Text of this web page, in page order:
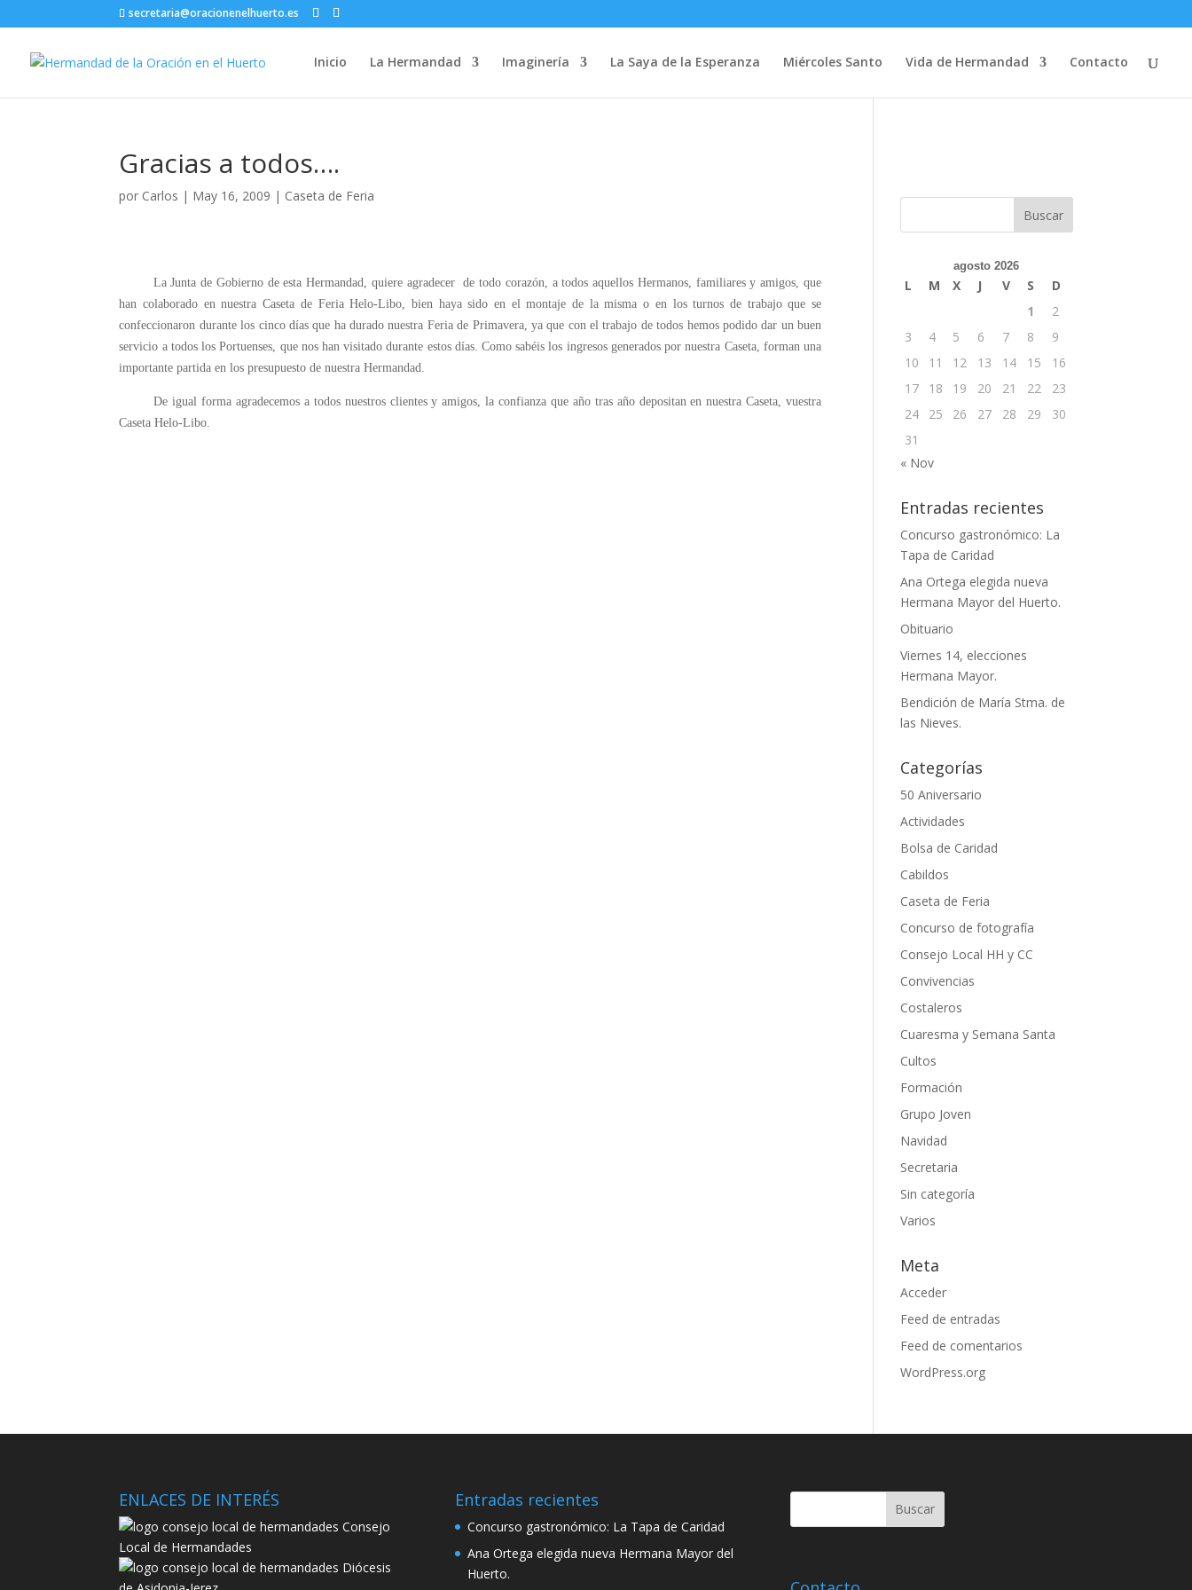
secretaria@oracionenelhuerto.es
Inicio La Hermandad Imaginería La Saya de la Esperanza Miércoles Santo Vida de Hermandad Contacto
Gracias a todos….
por Carlos | May 16, 2009 | Caseta de Feria
La Junta de Gobierno de esta Hermandad, quiere agradecer de todo corazón, a todos aquellos Hermanos, familiares y amigos, que
han colaborado en nuestra Caseta de Feria Helo-Libo, bien haya sido en el montaje de la misma o en los turnos de trabajo que se
confeccionaron durante los cinco días que ha durado nuestra Feria de Primavera, ya que con el trabajo de todos hemos podido dar un buen
servicio a todos los Portuenses, que nos han visitado durante estos días. Como sabéis los ingresos generados por nuestra Caseta, forman una
importante partida en los presupuesto de nuestra Hermandad.
De igual forma agradecemos a todos nuestros clientes y amigos, la confianza que año tras año depositan en nuestra Caseta, vuestra
Caseta Helo-Libo.
agosto 2026
L M X J V S
D
1
2
3
4 5 6 7 8
9
10
11 12 13 14 15
16
17
18 19 20 21 22
23
24
25 26 27 28 29
30
31
« Nov
Entradas recientes
Concurso gastronómico: La
Tapa de Caridad
Ana Ortega elegida nueva
Hermana Mayor del Huerto.
Obituario
Viernes 14, elecciones
Hermana Mayor.
Bendición de María Stma. de
las Nieves.
Categorías
50 Aniversario
Actividades
Bolsa de Caridad
Cabildos
Caseta de Feria
Concurso de fotografía
Consejo Local HH y CC
Convivencias
Costaleros
Cuaresma y Semana Santa
Cultos
Formación
Grupo Joven
Navidad
Secretaria
Sin categoría
Varios
Meta
Acceder
Feed de entradas
Feed de comentarios
WordPress.org
ENLACES DE INTERÉS
Consejo
Local de Hermandades
Diócesis
Entradas recientes
Concurso gastronómico: La Tapa de Caridad
Ana Ortega elegida nueva Hermana Mayor del
Huerto.